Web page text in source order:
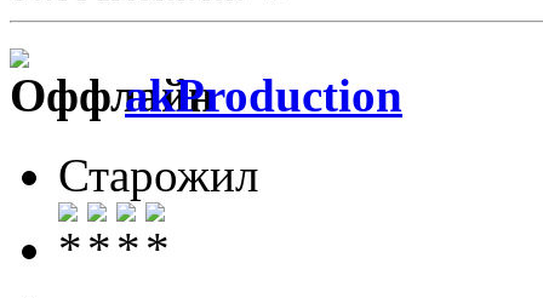
akProduction
Старожил